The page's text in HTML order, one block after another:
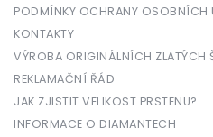
PODMÍNKY OCHRANY OSOBNÍCH
KONTAKTY
VÝROBA ORIGINÁLNÍCH ZLATÝCH
REKLAMAČNÍ ŘÁD
JAK ZJISTIT VELIKOST PRSTENU?
INFORMACE O DIAMANTECH